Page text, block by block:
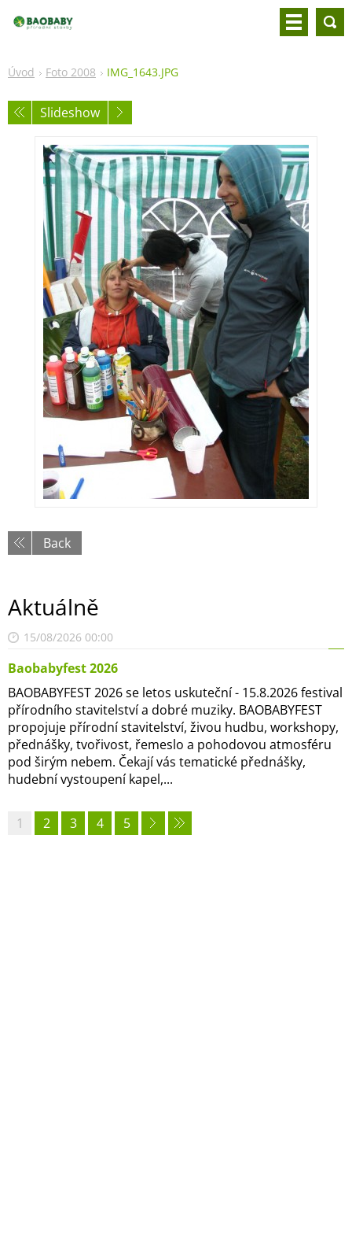
Úvod Foto 2008 IMG_1643.JPG
Slideshow
Back
Aktuálně
15/08/2026 00:00
Baobabyfest 2026
BAOBABYFEST 2026 se letos uskuteční - 15.8.2026 festival
přírodního stavitelství a dobré muziky. BAOBABYFEST
propojuje přírodní stavitelství, živou hudbu, workshopy,
přednášky, tvořivost, řemeslo a pohodovou atmosféru
pod širým nebem. Čekají vás tematické přednášky,
hudební vystoupení kapel,...
1 2 3 4 5